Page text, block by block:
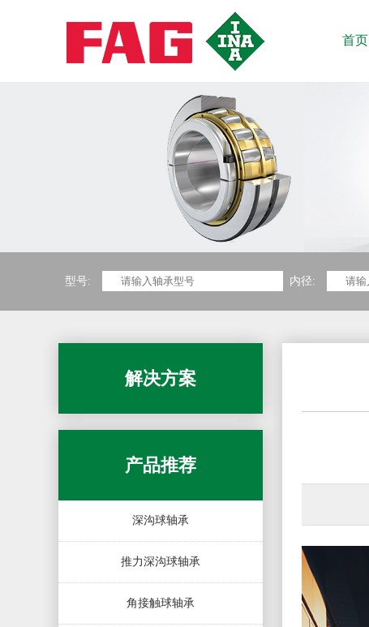
首页
型号: 内径:
解决方案
产品推荐
深沟球轴承
推力深沟球轴承
角接触球轴承